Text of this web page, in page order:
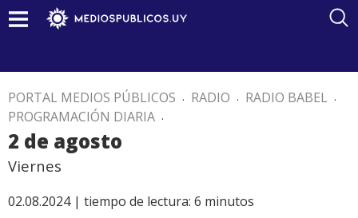
PORTAL MEDIOS PÚBLICOS . RADIO . RADIO BABEL .
PROGRAMACIÓN DIARIA .
2 de agosto
Viernes
02.08.2024 | tiempo de lectura: 6 minutos